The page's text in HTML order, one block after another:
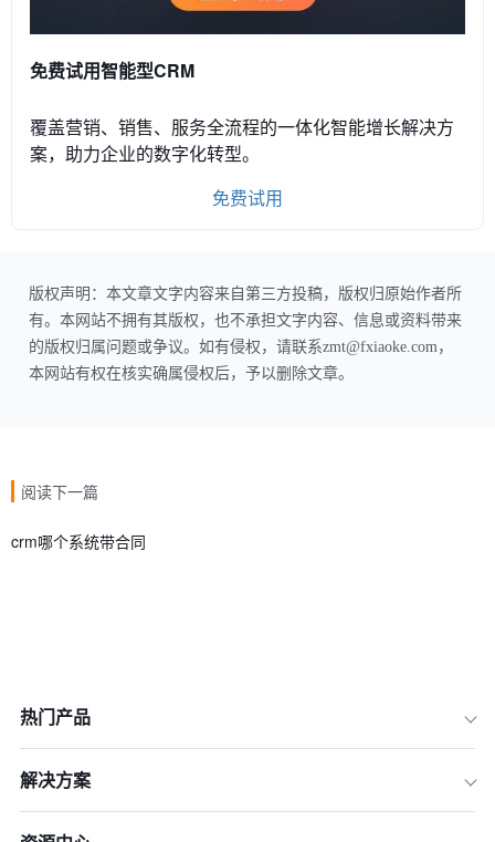
免费试用智能型CRM
覆盖营销、销售、服务全流程的一体化智能增长解决方
案，助力企业的数字化转型。
免费试用
版权声明：本文章文字内容来自第三方投稿，版权归原始作者所
有。本网站不拥有其版权，也不承担文字内容、信息或资料带来
的版权归属问题或争议。如有侵权，请联系zmt@fxiaoke.com，
本网站有权在核实确属侵权后，予以删除文章。
阅读下一篇
crm哪个系统带合同
热门产品
解决方案